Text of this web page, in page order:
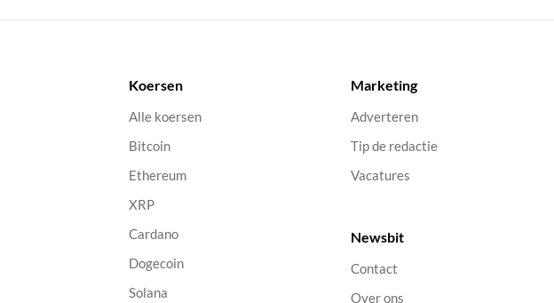
Koersen
Alle koersen
Bitcoin
Ethereum
XRP
Cardano
Dogecoin
Solana
Marketing
Adverteren
Tip de redactie
Vacatures
Newsbit
Contact
Over ons